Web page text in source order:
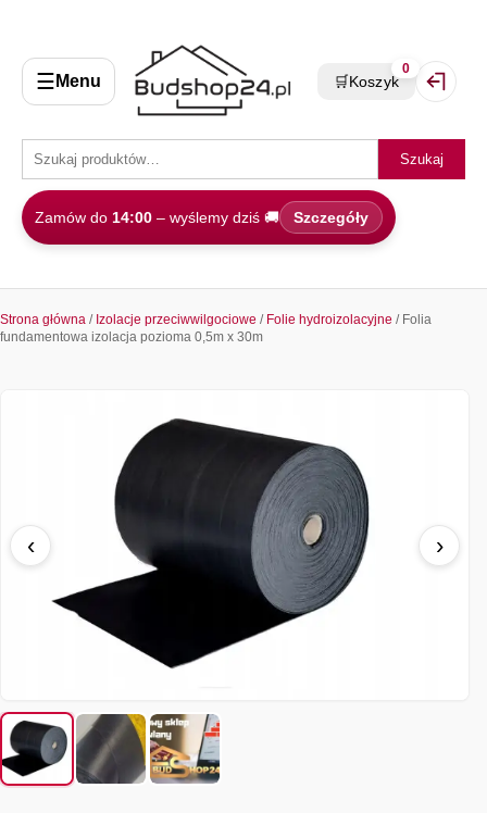
☰ Menu
Szukaj
Zamów do 14:00 – wyślemy dziś 🚚 Szczegóły
🛒Koszyk
0
Strona główna / Izolacje przeciwwilgociowe / Folie hydroizolacyjne / Folia
fundamentowa izolacja pozioma 0,5m x 30m
‹ ›